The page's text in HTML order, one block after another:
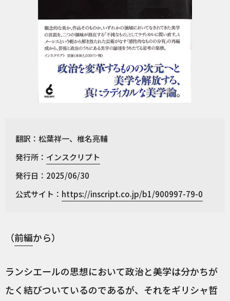
翻訳：松葉祥一、椎名亮輔
発行所： インスクリプト
発行日：2025/06/30
公式サイト： https://inscript.co.jp/b1/900997-79-0
（前編から）
ランシエールの思想において政治と美学は分かちが
たく結びついているのであるが、それをギリシャ哲